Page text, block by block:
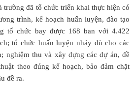
trường đã tổ chức triển khai thực hiện có
trình, kế hoạch huấn luyện, đào tạo
tổ chức bay được 168 ban với 4.422
tổ chức huấn luyện nhảy dù cho các
nghiệm thu và xây dựng các dự án, đề
theo đúng kế hoạch, bảo đảm chặt
đề ra.